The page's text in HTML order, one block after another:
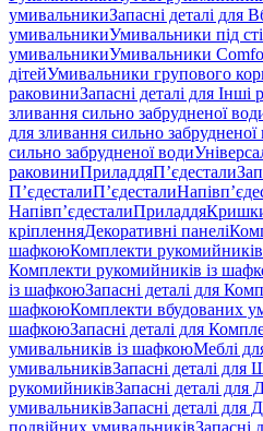
умивальникиЗапасні деталі для
умивальникиУмивальники під
умивальникиУмивальники
дітейУмивальники групового
раковиниЗапасні деталі для Інші
зливання сильно забрудненої
для зливання сильно забрудненої
сильно забрудненої води
раковиниПриладдяП’єдестали
П’єдесталиП’єдестали
Напівп’єдесталиПриладдя
кріпленняДекоративні панелі
шафкоюКомплекти
Комплекти рукомийників із
із шафкоюЗапасні деталі для
шафкоюКомплекти вбудованих
шафкоюЗапасні деталі для
умивальників із шафкоюМеблі
умивальниківЗапасні деталі
рукомийниківЗапасні деталі для
умивальниківЗапасні деталі для
подвійних умивальниківЗапасні